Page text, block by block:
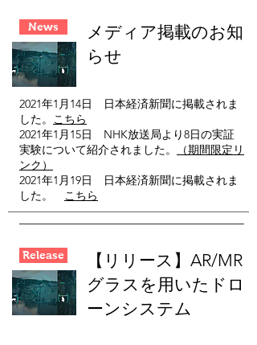
News
メディア掲載のお知
らせ
2021年1月14日 日本経済新聞に掲載されま
した。 こちら
2021年1月15日 NHK放送局より8日の実証
実験について紹介されました。
（期間限定リ
ンク）
2021年1月19日 日本経済新聞に掲載されま
した。 こちら
Release 【 リリース】AR/MR
グラスを用いたドロ
ーンシステム